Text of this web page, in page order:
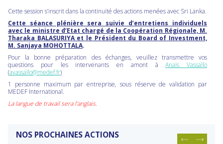
Cette session s’inscrit dans la continuité des actions menées avec Sri Lanka.
Cette séance plénière sera suivie d’entretiens individuels
avec le ministre d’Etat chargé de la Coopération Régionale, M.
Tharaka BALASURIYA et le Président du Board of Investment,
M. Sanjaya MOHOTTALA.
Pour la bonne préparation des échanges, veuillez transmettre vos
questions pour les intervenants en amont àAnaïs Vassallo
(avassallo@medef.fr)
1 personne maximum par entreprise, sous réserve de validation par
MEDEF International.
La langue de travail sera l’anglais.
NOS PROCHAINES ACTIONS